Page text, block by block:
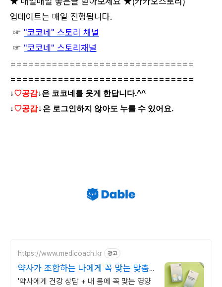
업데이트는 매일 진행됩니다.
☞ "코코네" 스토리 채널
☞ "코코네" 스토리채널
===============================
===============================
↓♡공감↓은 코코네를 웃게 한답니다.^^
↓♡공감↓ 은 로그인하지 않아도 누를 수 있어요.
https://www.medicoach.kr 광고
약사가 조합하는 나에게 꼭 맞는 맞춤
형 영양제.
'약사에게 건강 상담 + 내 몸에 꼭 맞는 영양